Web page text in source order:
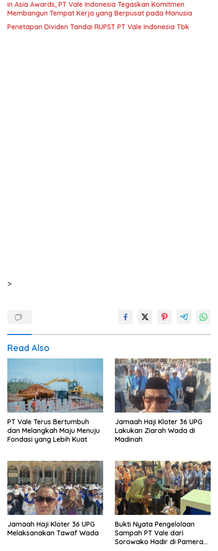
in Asia Awards, PT Vale Indonesia Tegaskan Komitmen
Membangun Tempat Kerja yang Berpusat pada Manusia
Penetapan Dividen Tandai RUPST PT Vale Indonesia Tbk
>
Read Also
PT Vale Terus Bertumbuh
dan Melangkah Maju Menuju
Fondasi yang Lebih Kuat
Jamaah Haji Kloter 36 UPG
Lakukan Ziarah Wada di
Madinah
Jamaah Haji Kloter 36 UPG
Melaksanakan Tawaf Wada
Bukti Nyata Pengelolaan
Sampah PT Vale dari
Sorowako Hadir di Pameran